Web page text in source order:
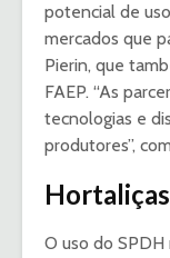
potencial de
mercados que
Pierin, que
FAEP. “As
tecnologias e
produtores”,
Hortaliças
O uso do